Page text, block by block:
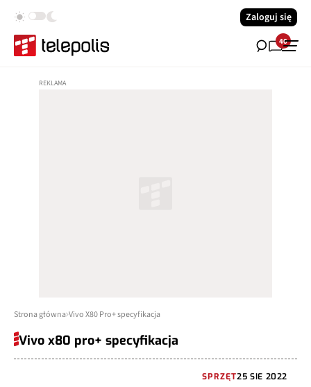
Zaloguj się
40
Strona główna Vivo X80 Pro+ specyfikacja
Vivo x80 pro+ specyfikacja
SPRZĘT25 SIE 2022